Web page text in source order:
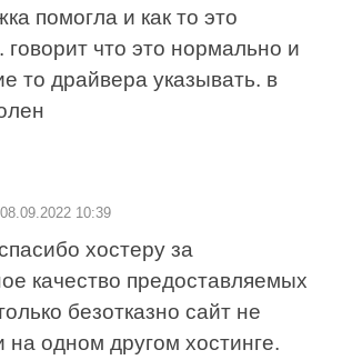
помогла и как то это
говорит что это нормально и
то драйвера указывать. в
08.09.2022 10:39
хостеру за
качество предоставляемых
безотказно сайт не
на одном другом хостинге.